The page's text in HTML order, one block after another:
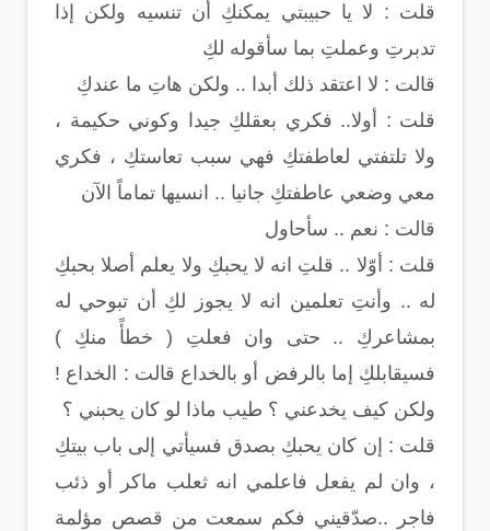
قلت : لا يا حبيبتي يمكنكِ أن تنسيه ولكن إذا
تدبرتِ وعملتِ بما سأقوله لكِ
قالت : لا اعتقد ذلك أبدا .. ولكن هاتِ ما عندكِ
قلت : أولا.. فكري بعقلكِ جيدا وكوني حكيمة ،
ولا تلتفتي لعاطفتكِ فهي سبب تعاستكِ ، فكري
معي وضعي عاطفتكِ جانيا .. انسيها تماماً الآن
قالت : نعم .. سأحاول
قلت : أوّلا .. قلتِ انه لا يحبكِ ولا يعلم أصلا بحبكِ
له .. وأنتِ تعلمين انه لا يجوز لكِ أن تبوحي له
بمشاعركِ .. حتى وان فعلتِ ( خطأً منكِ )
فسيقابلكِ إما بالرفض أو بالخداع قالت : الخداع !
ولكن كيف يخدعني ؟ طيب ماذا لو كان يحبني ؟
قلت : إن كان يحبكِ بصدق فسيأتي إلى باب بيتكِ
، وان لم يفعل فاعلمي انه ثعلب ماكر أو ذئب
فاجر ..صدّقيني فكم سمعت من قصص مؤلمة